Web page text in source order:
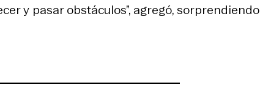
y pasar obstáculos”, agregó, sorprendiendo